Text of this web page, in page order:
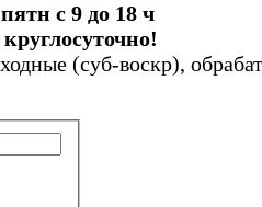
с 9 до 18 ч
(суб-воскр),